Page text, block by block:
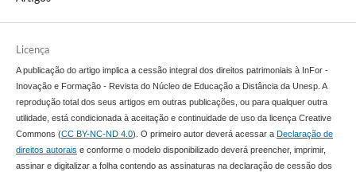
Licença
A publicação do artigo implica a cessão integral dos direitos patrimoniais à InFor -
Inovação e Formação - Revista do Núcleo de Educação a Distância da Unesp. A
reprodução total dos seus artigos em outras publicações, ou para qualquer outra
utilidade, está condicionada à aceitação e continuidade de uso da licença Creative
Commons (CC BY-NC-ND 4.0). O primeiro autor deverá acessar a Declaração de
direitos autorais e conforme o modelo disponibilizado deverá preencher, imprimir,
assinar e digitalizar a folha contendo as assinaturas na declaração de cessão dos